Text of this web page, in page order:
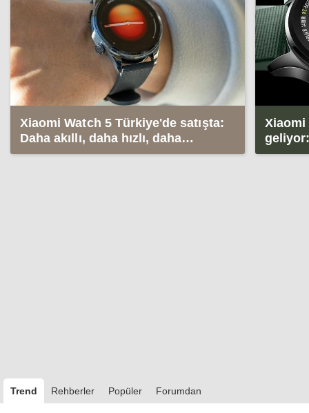
Xiaomi Watch 5 Türkiye'de satışta:
Daha akıllı, daha hızlı, daha
sezgisel
Xiaomi
geliyor:
Trend Rehberler Popüler Forumdan